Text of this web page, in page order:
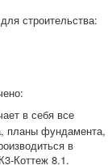
строительства:
в себя все
планы фундамента,
в
Коттеж 8.1.